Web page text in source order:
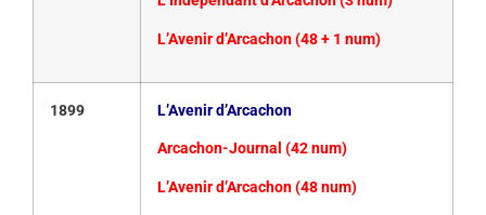
L’Avenir d’Arcachon (48 + 1 num)
1899 L’Avenir d’Arcachon
Arcachon-Journal (42 num)
L’Avenir d’Arcachon (48 num)